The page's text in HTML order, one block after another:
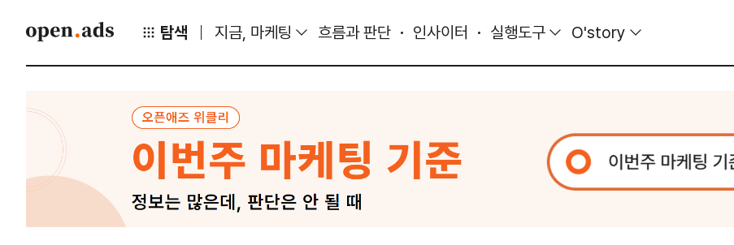
탐색 지금, 마케팅 흐름과 판단 인사이터 실행도구 O'story